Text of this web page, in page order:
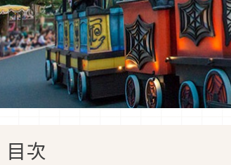
目次